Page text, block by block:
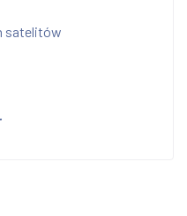
satelitów